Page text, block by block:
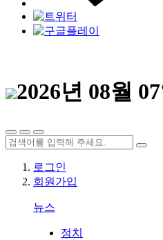
2026년 08월
로그인
회원가입
뉴스
정치